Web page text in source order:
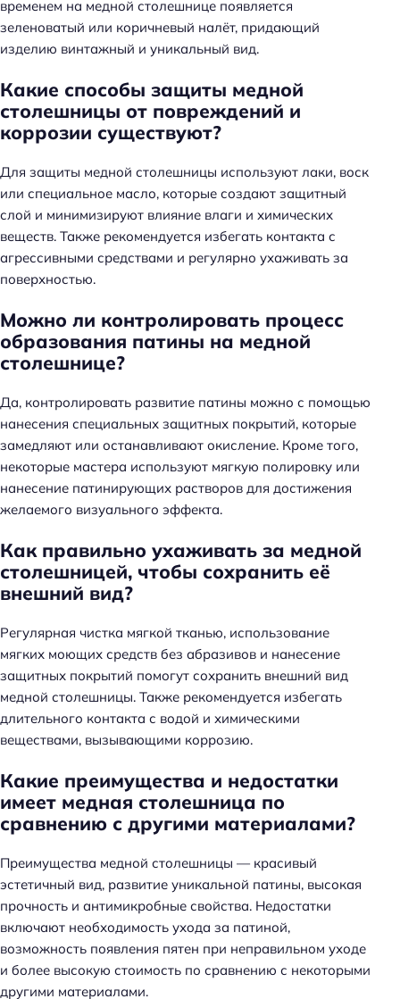
временем на медной столешнице появляется
зеленоватый или коричневый налёт, придающий
изделию винтажный и уникальный вид.
Какие способы защиты медной
столешницы от повреждений и
коррозии существуют?
Для защиты медной столешницы используют лаки, воск
или специальное масло, которые создают защитный
слой и минимизируют влияние влаги и химических
веществ. Также рекомендуется избегать контакта с
агрессивными средствами и регулярно ухаживать за
поверхностью.
Можно ли контролировать процесс
образования патины на медной
столешнице?
Да, контролировать развитие патины можно с помощью
нанесения специальных защитных покрытий, которые
замедляют или останавливают окисление. Кроме того,
некоторые мастера используют мягкую полировку или
нанесение патинирующих растворов для достижения
желаемого визуального эффекта.
Как правильно ухаживать за медной
столешницей, чтобы сохранить её
внешний вид?
Регулярная чистка мягкой тканью, использование
мягких моющих средств без абразивов и нанесение
защитных покрытий помогут сохранить внешний вид
медной столешницы. Также рекомендуется избегать
длительного контакта с водой и химическими
веществами, вызывающими коррозию.
Какие преимущества и недостатки
имеет медная столешница по
сравнению с другими материалами?
Преимущества медной столешницы — красивый
эстетичный вид, развитие уникальной патины, высокая
прочность и антимикробные свойства. Недостатки
включают необходимость ухода за патиной,
возможность появления пятен при неправильном уходе
и более высокую стоимость по сравнению с некоторыми
другими материалами.